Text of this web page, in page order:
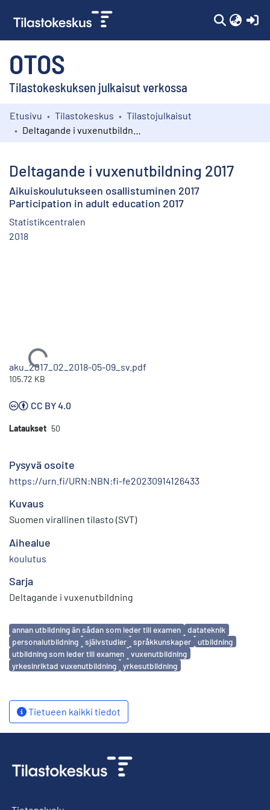
OTOS
Tilastokeskuksen julkaisut verkossa
Kokoelmat
Etusivu Tilastokeskus
Tilastojulkaisut
Deltagande i vuxenutbildning 2017
Aikuiskoulutukseen osallistuminen 2017
Participation in adult education 2017
Statistikcentralen
2018
Ladataan...
aku_2017_02_2018-05-09_sv.pdf
105.72 KB
CC BY 4.0
Lataukset 50
Pysyvä osoite
https://urn.fi/URN:NBN:fi-fe20230914126433
Kuvaus
Suomen virallinen tilasto (SVT)
Aihealue
koulutus
Sarja
Deltagande i vuxenutbildning
Avainsanat
annan utbildning än sådan som leder till examen
datateknik
personalutbildning
självstudier språkkunskaper
utbildning
utbildning som leder till examen
vuxenutbildning
yrkesinriktad vuxenutbildning
yrkesutbildning
Tietueen kaikki tiedot